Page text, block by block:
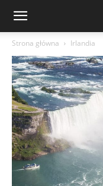
Strona główna Irlandia